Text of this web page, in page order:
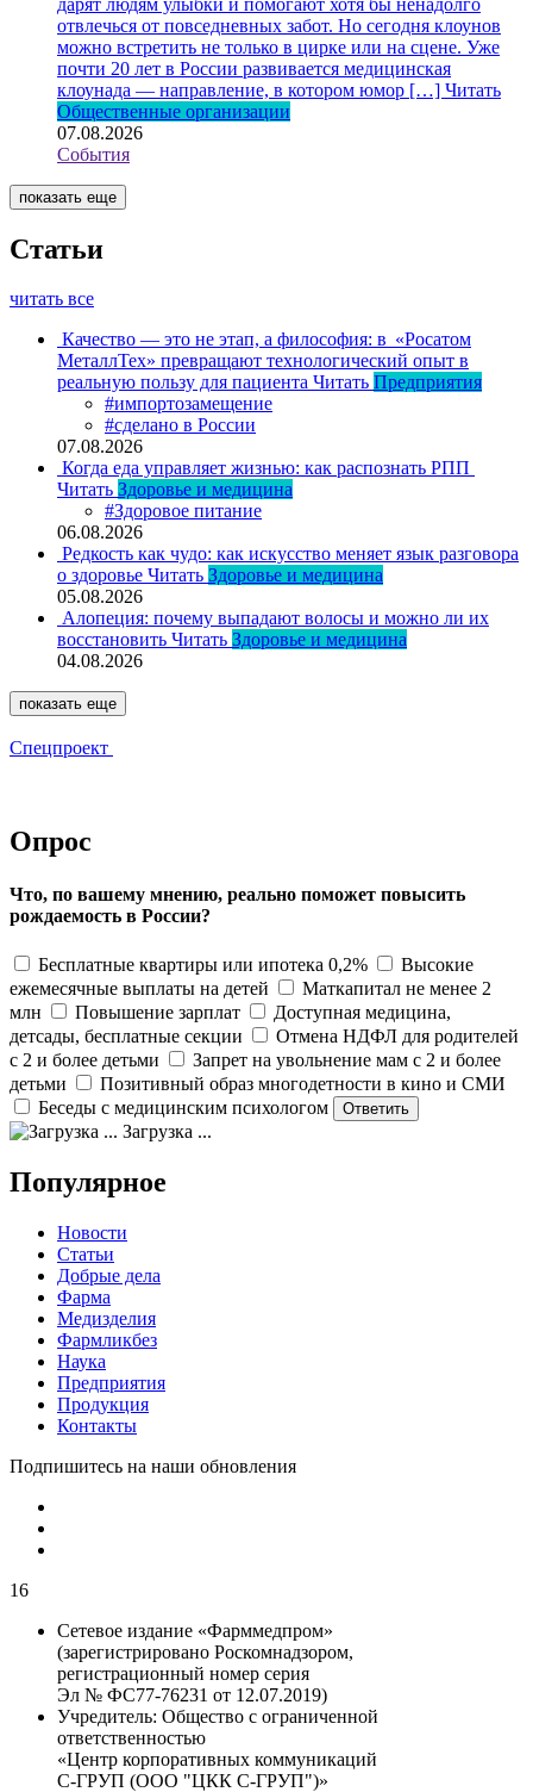
отвлечься от повседневных забот. Но сегодня клоунов
можно встретить не только в цирке или на сцене. Уже
почти 20 лет в России развивается медицинская
клоунада — направление, в котором юмор […] Читать
Общественные организации
07.08.2026
События
показать еще
Статьи
читать все
Качество — это не этап, а философия: в «Росатом
МеталлТех» превращают технологический опыт в
реальную пользу для пациента Читать Предприятия
#импортозамещение
#сделано в России
07.08.2026
Когда еда управляет жизнью: как распознать РПП
Читать Здоровье и медицина
#Здоровое питание
06.08.2026
Редкость как чудо: как искусство меняет язык разговора
о здоровье Читать Здоровье и медицина
05.08.2026
Алопеция: почему выпадают волосы и можно ли их
восстановить Читать Здоровье и медицина
04.08.2026
показать еще
Спецпроект
Опрос
Что, по вашему мнению, реально поможет повысить
рождаемость в России?
Бесплатные квартиры или ипотека 0,2%
Высокие
ежемесячные выплаты на детей
Маткапитал не менее 2
млн
Повышение зарплат
Доступная медицина,
детсады, бесплатные секции
Отмена НДФЛ для родителей
с 2 и более детьми
Запрет на увольнение мам с 2 и более
детьми
Позитивный образ многодетности в кино и СМИ
Беседы с медицинским психологом
Загрузка ...
Популярное
Новости
Статьи
Добрые дела
Фарма
Медизделия
Фармликбез
Наука
Предприятия
Продукция
Контакты
Подпишитесь на наши обновления
16
Сетевое издание «Фарммедпром»
(зарегистрировано Роскомнадзором,
регистрационный номер серия
Эл № ФС77-76231 от 12.07.2019)
Учредитель: Общество с ограниченной
ответственностью
«Центр корпоративных коммуникаций
С-ГРУП (ООО "ЦКК С-ГРУП")»